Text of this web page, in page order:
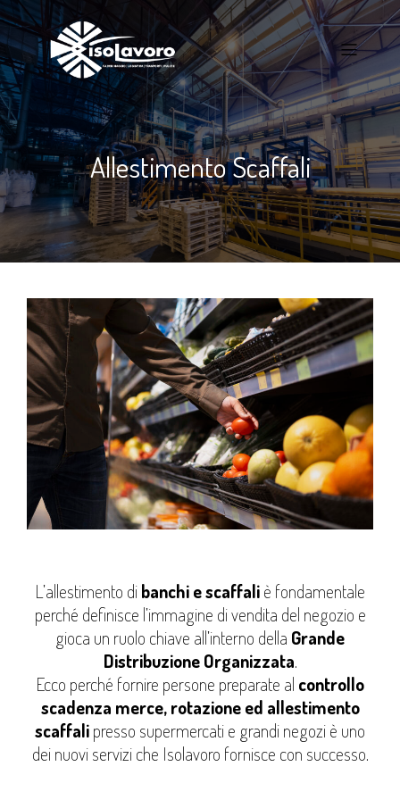
Allestimento Scaffali
L’allestimento dibanchi e scaffaliè fondamentale
perché definisce l’immagine di vendita del negozio e
gioca un ruolo chiave all’interno della Grande
Distribuzione Organizzata.
Ecco perché fornire persone preparate al controllo
scadenza merce, rotazione ed allestimento
scaffalipresso supermercati e grandi negozi è uno
dei nuovi servizi che Isolavoro fornisce con successo.